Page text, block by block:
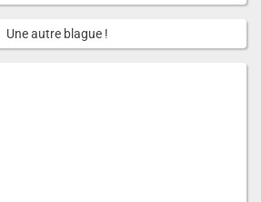
Une autre blague !